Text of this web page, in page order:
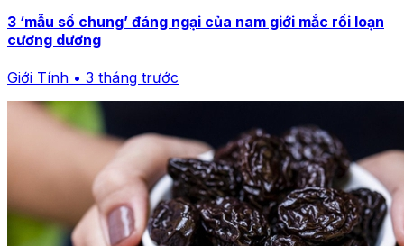
3 ‘mẫu số chung’ đáng ngại của nam giới mắc rối loạn
cương dương
Giới Tính • 3 tháng trước